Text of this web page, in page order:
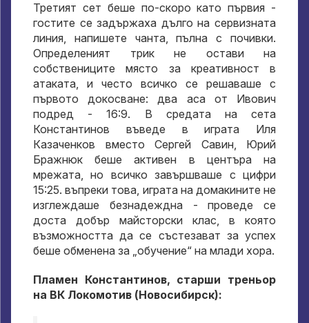
Третият сет беше по-скоро като първия -
гостите се задържаха дълго на сервизната
линия, напишете чанта, пълна с почивки.
Определеният трик не остави на
собствениците място за креативност в
атаката, и често всичко се решаваше с
първото докосване: два аса от Ивович
подред - 16:9. В средата на сета
Константинов въведе в играта Иля
Казаченков вместо Сергей Савин, Юрий
Бражнюк беше активен в центъра на
мрежата, но всичко завършваше с цифри
15:25. въпреки това, играта на домакините не
изглеждаше безнадеждна - проведе се
доста добър майсторски клас, в която
възможността да се състезават за успех
беше обменена за „обучение“ на млади хора.
Пламен Константинов, старши треньор
на ВК Локомотив (Новосибирск):